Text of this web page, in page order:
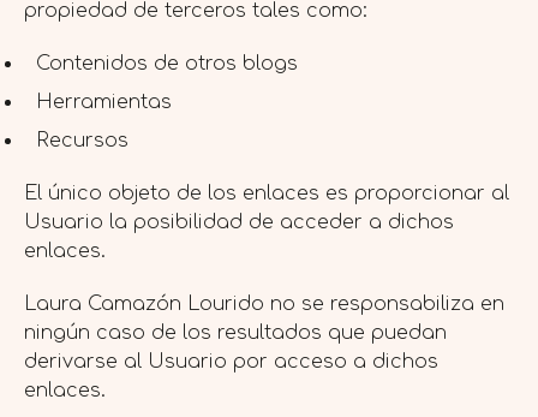
propiedad de terceros tales como:
Contenidos de otros blogs
Herramientas
Recursos
El único objeto de los enlaces es proporcionar al
Usuario la posibilidad de acceder a dichos
enlaces.
Laura Camazón Lourido no se responsabiliza en
ningún caso de los resultados que puedan
derivarse al Usuario por acceso a dichos
enlaces.